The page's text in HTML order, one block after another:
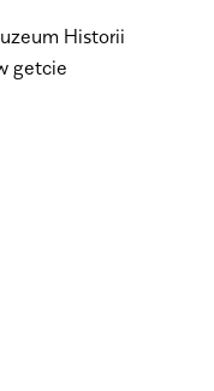
Historii
getcie